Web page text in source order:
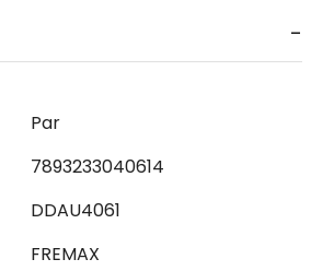
Par
7893233040614
DDAU4061
FREMAX